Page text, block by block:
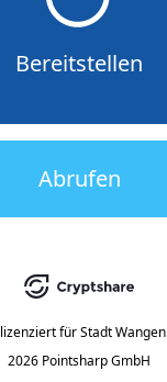
Bereitstellen
Abrufen
lizenziert für Stadt
2026 Pointsharp GmbH